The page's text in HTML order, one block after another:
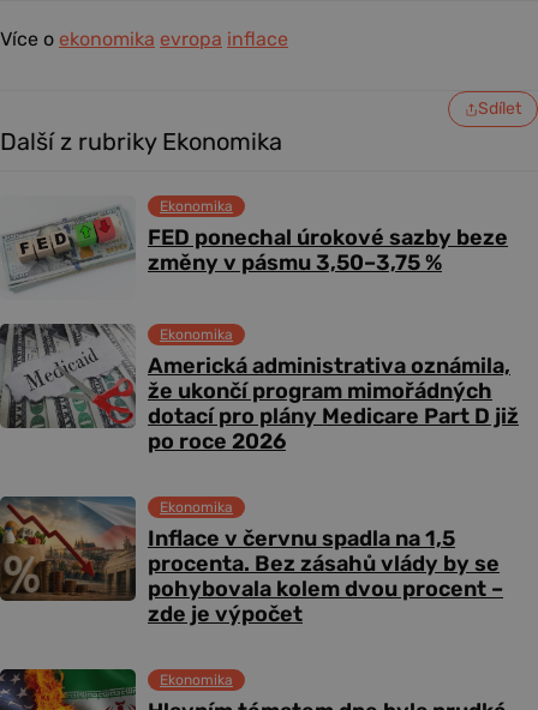
Více o ekonomika evropa inflace
Sdílet
Další z rubriky Ekonomika
FED ponechal úrokové sazby beze
změny v pásmu 3,50–3,75 %
Ekonomika
Americká administrativa oznámila,
že ukončí program mimořádných
dotací pro plány Medicare Part D již
po roce 2026
Ekonomika
Inflace v červnu spadla na 1,5
procenta. Bez zásahů vlády by se
pohybovala kolem dvou procent –
zde je výpočet
Ekonomika
Ekonomika